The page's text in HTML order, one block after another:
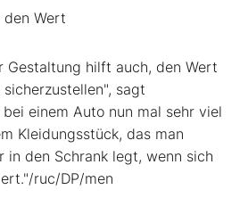
Wert
Gestaltung hilft auch, den Wert
sagt
einem Auto nun mal sehr viel
Kleidungsstück, das man
in den Schrank legt, wenn sich
ruc/DP/men